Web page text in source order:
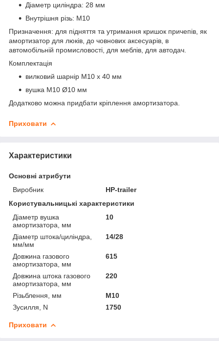
Діаметр циліндра: 28 мм
Внутрішня різь: М10
Призначення: для підняття та утримання кришок причепів, як
амортизатор для люків, до човнових аксесуарів, в
автомобільній промисловості, для меблів, для автодач.
Комплектація
вилковий шарнір М10 х 40 мм
вушка М10 Ø10 мм
Додатково можна придбати кріплення амортизатора.
Приховати
Характеристики
Основні атрибути
Виробник
HP-trailer
Користувальницькі характеристики
Діаметр вушка
амортизатора, мм
10
Діаметр штока/циліндра,
мм/мм
14/28
Довжина газового
амортизатора, мм
615
Довжина штока газового
амортизатора, мм
220
Різьблення, мм
М10
Зусилля, N
1750
Приховати